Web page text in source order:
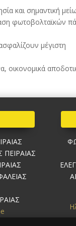
και σημαντική
φωτοβολταϊκών
μέγιστη
οικονομικά